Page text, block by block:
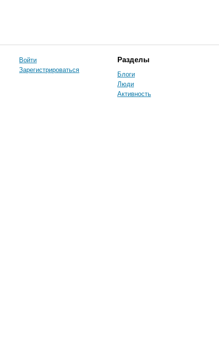
Войти
Зарегистрироваться
Разделы
Блоги
Люди
Активность